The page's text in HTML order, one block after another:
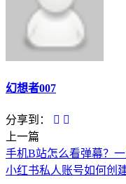
幻想者007
分享到：
上一篇
手机B站怎么看弹幕？
小红书私人账号如何创